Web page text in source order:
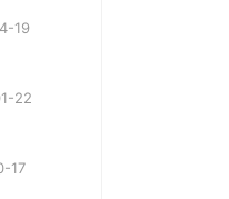
19
22
17